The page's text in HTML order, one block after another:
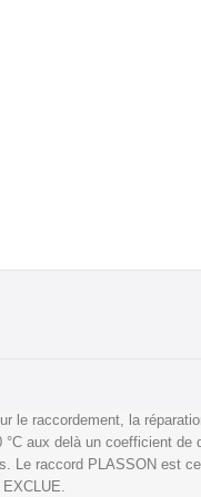
le raccordement, la
aux delà un coefficient
Le raccord PLASSON est